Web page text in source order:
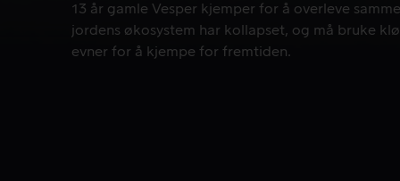
13 år gamle Vesper kjemper for å overleve
13 år gamle Vesper kjemper for å overleve
jordens økosystem har kollapset, og må bruke
evner for å kjempe for fremtiden.